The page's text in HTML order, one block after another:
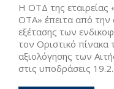
H ΟΤΔ της εταιρείας
ΟΤΑ» έπειτα από την
εξέτασης των
τον Οριστικό
αξιολόγησης των
στις υποδράσεις